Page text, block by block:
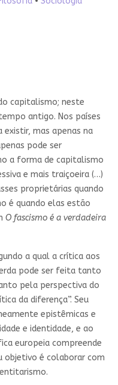
capitalismo; neste
antigo. Nos países
mas apenas na
pode ser
a forma de capitalismo
e mais traiçoeira (…)
proprietárias quando
é quando elas estão
O fascismo é a verdadeira
a qual a crítica aos
pode ser feita tanto
pela perspectiva do
da diferença”. Seu
epistêmicas e
e identidade, e ao
europeia compreende
objetivo é colaborar com